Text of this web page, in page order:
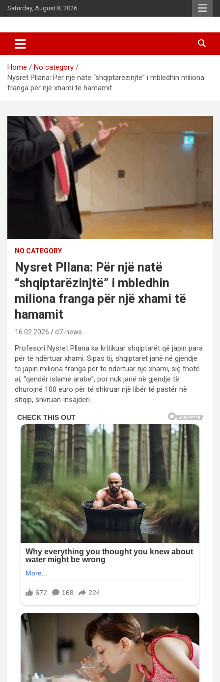
Skip
to
Saturday, August 8, 2026
d7-news.com
Home
No category
Nysret Pllana: Për një natë “shqiptarëzinjtë” i mbledhin miliona
franga për një xhami të hamamit
NO CATEGORY
Nysret Pllana: Për një natë
“shqiptarëzinjtë” i mbledhin
miliona franga për një xhami të
hamamit
16.02.2026 d7-news
Profesori Nysret Pllana ka kritikuar shqiptarët që japin para
për të ndërtuar xhami. Sipas tij, shqiptarët janë në gjendje
të japin miliona franga për të ndërtuar një xhami, siç thotë
ai, “qendër islame arabe”, por nuk janë në gjendje të
dhurojnë 100 euro për të shkruar një libër të pastër në
shqip, shkruan Insajderi.